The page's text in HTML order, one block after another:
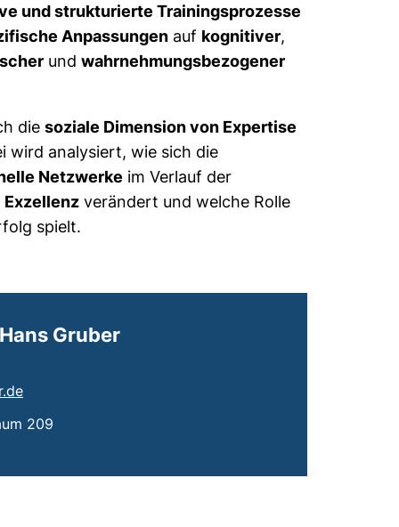
und strukturierte Trainingsprozesse
Anpassungen auf kognitiver,
und wahrnehmungsbezogener
die soziale Dimension von Expertise
wird analysiert, wie sich die
Netzwerke im Verlauf der
Exzellenz verändert und welche Rolle
spielt.
Gruber
(öffnet Ihr E-Mail-Programm)
209